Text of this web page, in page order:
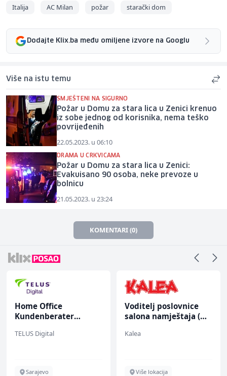
Italija AC Milan požar starački dom
Dodajte Klix.ba među omiljene izvore na Googlu
Više na istu temu
SMJEŠTENI NA SIGURNO
Požar u Domu za stara lica u Zenici krenuo
iz sobe jednog od korisnika, nema teško
povrijeđenih
22.05.2023. u 06:10
DRAMA U CRKVICAMA
Požar u Domu za stara lica u Zenici:
Evakuisano 90 osoba, neke prevoze u
bolnicu
21.05.2023. u 23:24
KOMENTARI (0)
Home Office
Kundenberater
renommiertes
TELUS Digital
Sarajevo
Voditelj poslovnice
salona namještaja (m/
Kalea
Više lokacija